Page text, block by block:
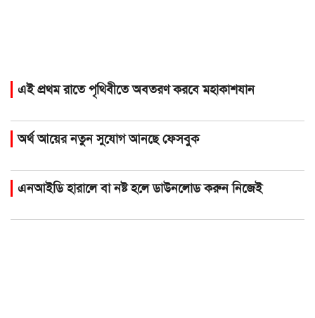
এই প্রথম রাতে পৃথিবীতে অবতরণ করবে মহাকাশযান
অর্থ আয়ের নতুন সুযোগ আনছে ফেসবুক
এনআইডি হারালে বা নষ্ট হলে ডাউনলোড করুন নিজেই